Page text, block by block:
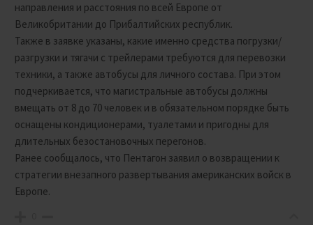
направления и расстояния по всей Европе от
Великобритании до Прибалтийских республик.
Также в заявке указаны, какие именно средства погрузки/
разгрузки и тягачи с трейлерами требуются для перевозки
техники, а также автобусы для личного состава. При этом
подчеркивается, что магистральные автобусы должны
вмещать от 8 до 70 человек и в обязательном порядке быть
оснащены кондиционерами, туалетами и пригодны для
длительных безостановочных перегонов.
Ранее сообщалось, что Пентагон заявил о возвращении к
стратегии внезапного развертывания американских войск в
Европе.